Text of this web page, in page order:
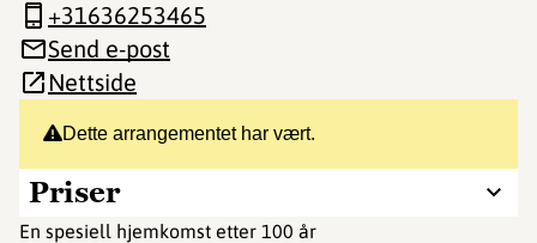
Dette arrangementet har vært.
Priser
En spesiell hjemkomst etter 100 år
+31636253465
Send e-post
Nettside